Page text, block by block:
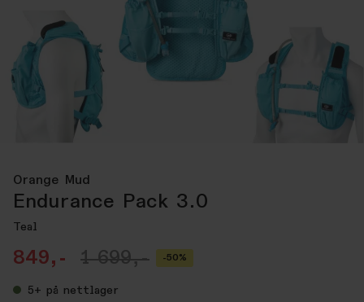
Orange Mud
Endurance Pack 3.0
Teal
849,- 1 699,- -50%
5+ på nettlager